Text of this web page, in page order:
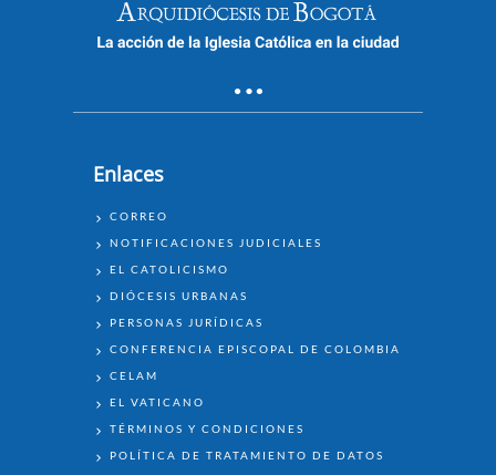
Enlaces
ENLACES
CORREO
NOTIFICACIONES JUDICIALES
EL CATOLICISMO
DIÓCESIS URBANAS
PERSONAS JURÍDICAS
CONFERENCIA EPISCOPAL DE COLOMBIA
CELAM
EL VATICANO
TÉRMINOS Y CONDICIONES
POLÍTICA DE TRATAMIENTO DE DATOS